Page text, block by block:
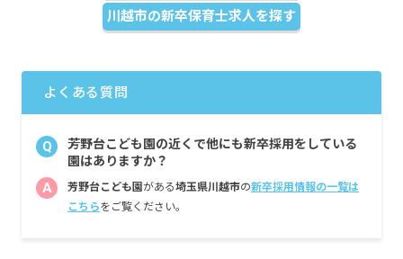
川越市の新卒保育士求人を探す
よくある質問
Q
芳野台こども園の近くで他にも新卒採用をしている
園はありますか？
A 芳野台こども園がある埼玉県川越市の新卒採用情報の一覧は
こちらをご覧ください。